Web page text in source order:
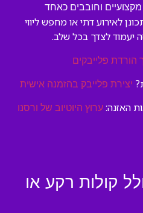
וחובבים כאחד
לאירוע דתי או מחפש ליווי
יעמוד לצדך בכל שלב.
הורדת פלייבקים
יצירת פלייבק בהזמנה אישית
האזנה: ערוץ היוטיוב של ורסנו
קולות רקע או